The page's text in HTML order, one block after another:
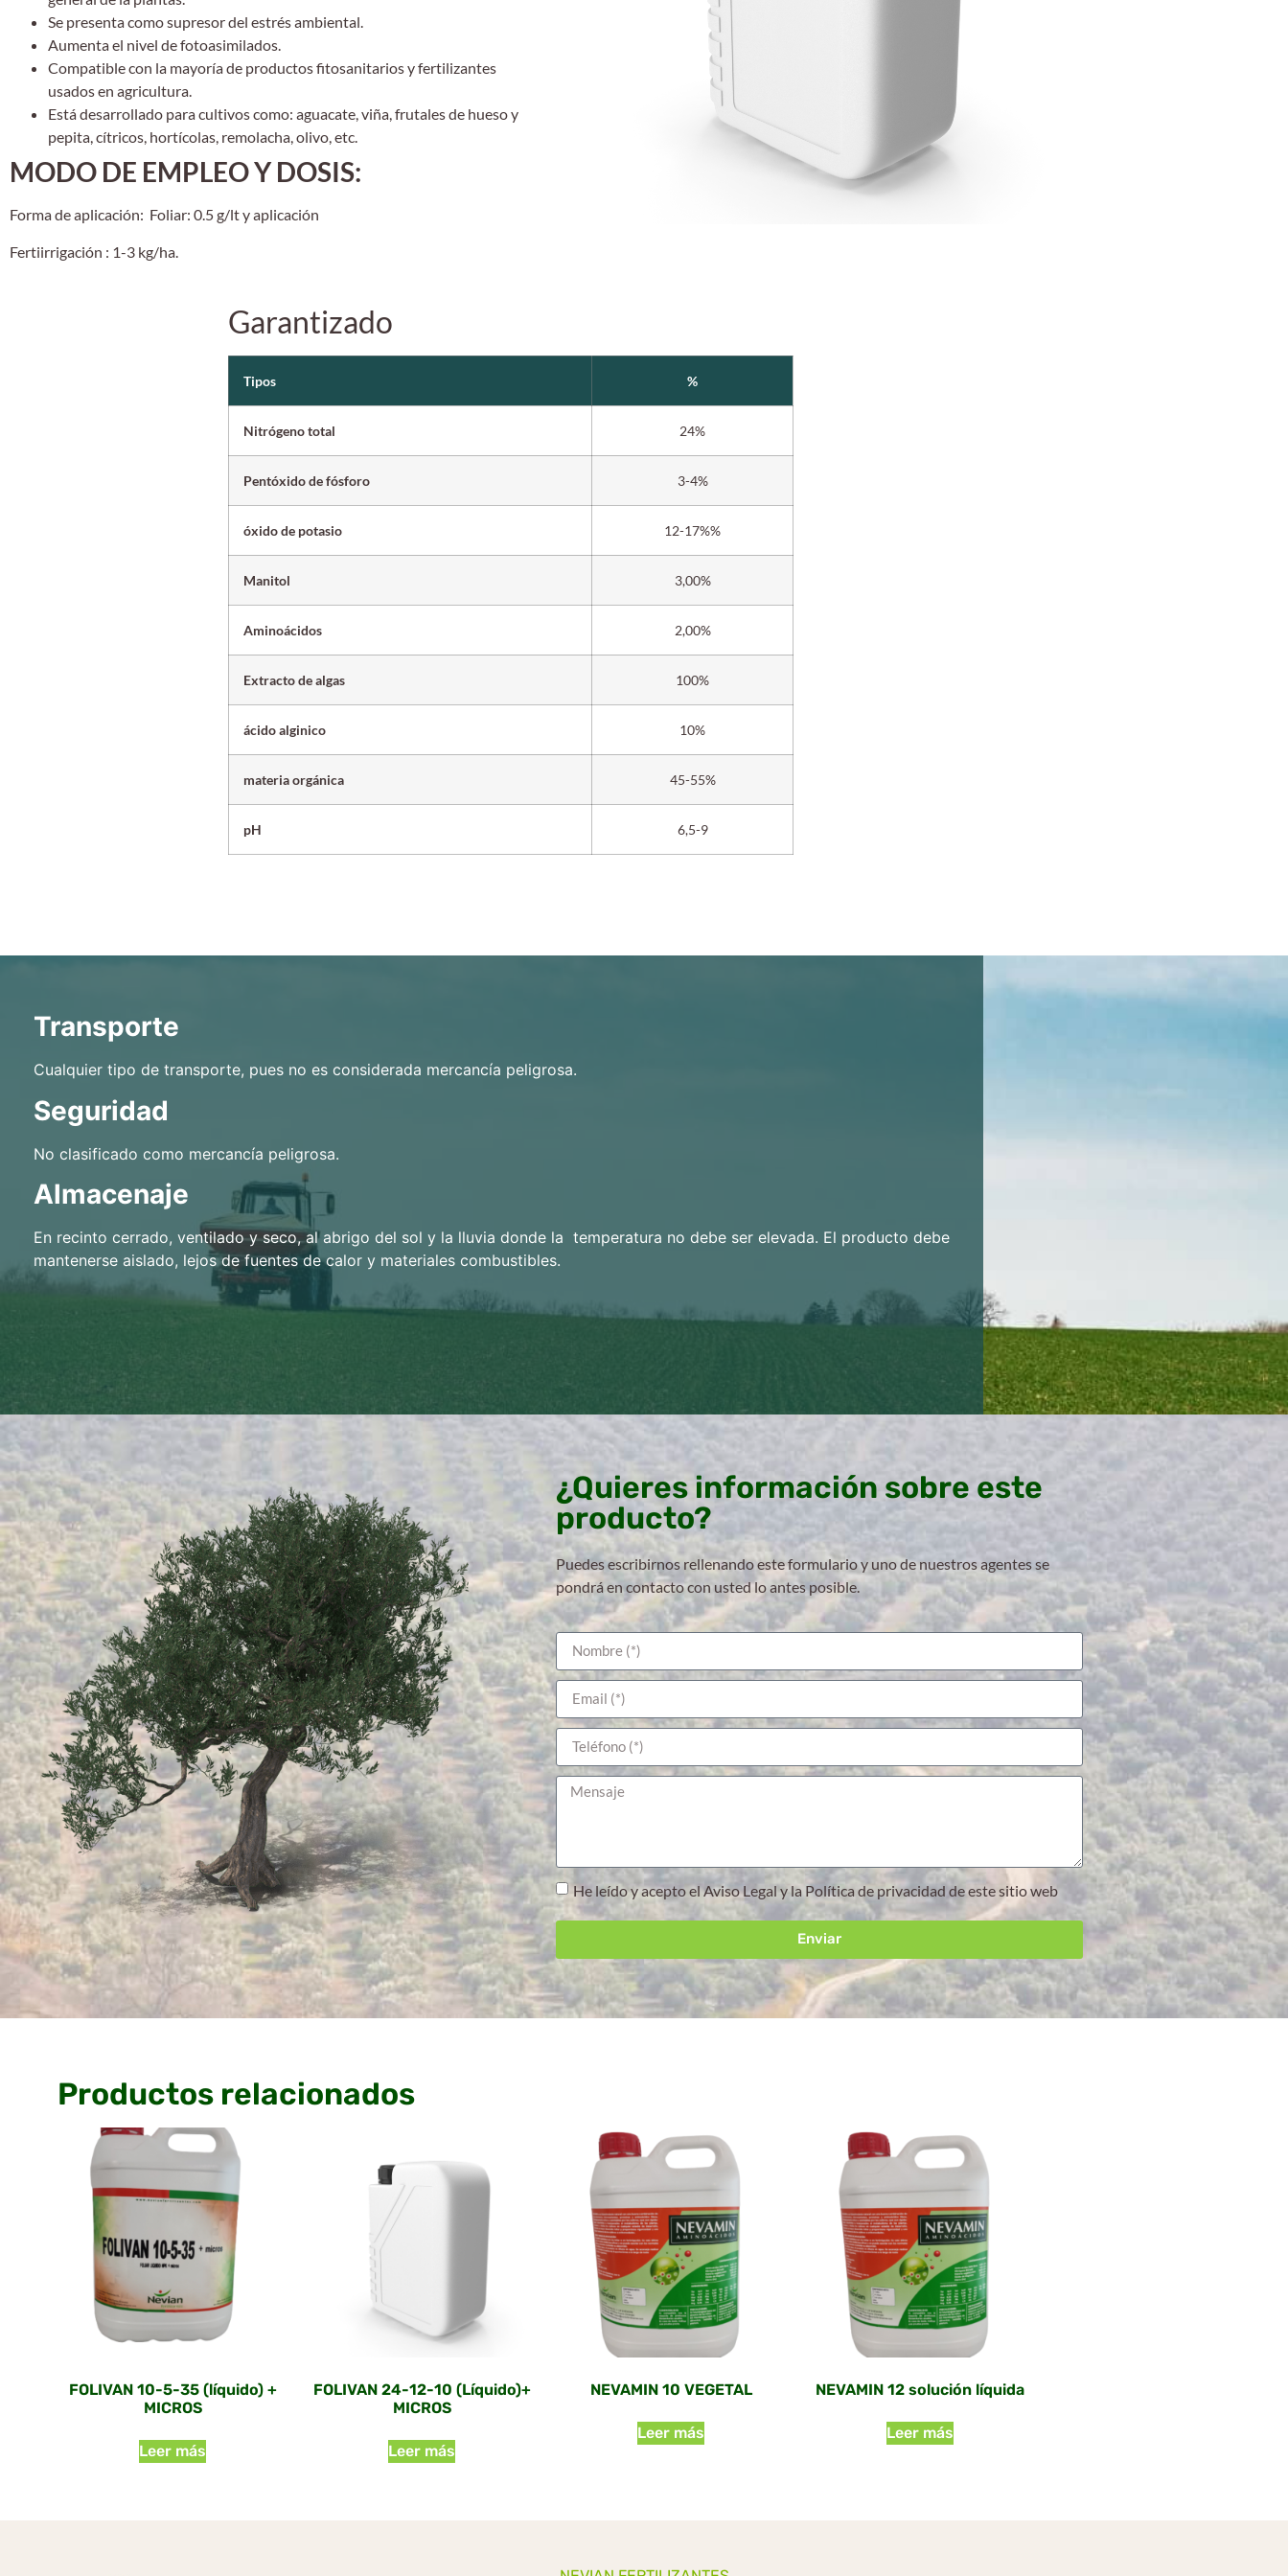
Se presenta como supresor del estrés ambiental.
Aumenta el nivel de fotoasimilados.
Compatible con la mayoría de productos fitosanitarios y fertilizantes
usados en agricultura.
Está desarrollado para cultivos como: aguacate, viña, frutales de hueso y
pepita, cítricos, hortícolas, remolacha, olivo, etc.
MODO DE EMPLEO Y DOSIS:
Forma de aplicación: Foliar: 0.5 g/lt y aplicación
Fertiirrigación : 1-3 kg/ha.
Garantizado
Tipos %
Nitrógeno total 24%
Pentóxido de fósforo 3-4%
óxido de potasio 12-17%%
Manitol 3,00%
Aminoácidos 2,00%
Extracto de algas 100%
ácido alginico 10%
materia orgánica 45-55%
pH 6,5-9
Transporte
Cualquier tipo de transporte, pues no es considerada mercancía peligrosa.
Seguridad
No clasificado como mercancía peligrosa.
Almacenaje
En recinto cerrado, ventilado y seco, al abrigo del sol y la lluvia donde la temperatura no debe ser elevada. El producto debe
mantenerse aislado, lejos de fuentes de calor y materiales combustibles.
¿Quieres información sobre este
producto?
Puedes escribirnos rellenando este formulario y uno de nuestros agentes se
pondrá en contacto con usted lo antes posible.
He leído y acepto el Aviso Legal y la Política de privacidad de este sitio web
Enviar
Productos relacionados
FOLIVAN 10-5-35 (líquido) +
MICROS
Leer más
FOLIVAN 24-12-10 (Líquido)+
MICROS
Leer más
NEVAMIN 10 VEGETAL
Leer más
NEVAMIN 12 solución líquida
Leer más